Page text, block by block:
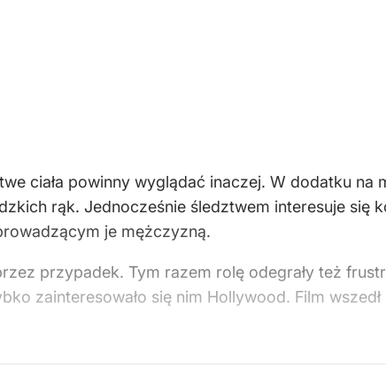
ciała powinny wyglądać inaczej. W dodatku na
rąk. Jednocześnie śledztwem interesuje się
je mężczyzną.
przypadek. Tym razem rolę odegrały też
zainteresowało się nim Hollywood. Film